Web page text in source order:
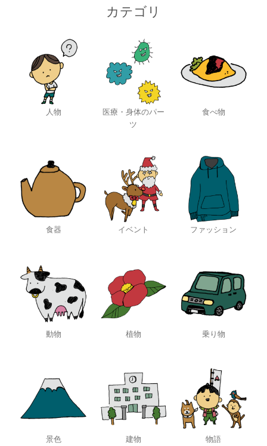
カテゴリ
人物
医療・身体のパー
ツ
食べ物
食器 イベント ファッション
動物 植物 乗り物
景色 建物 物語